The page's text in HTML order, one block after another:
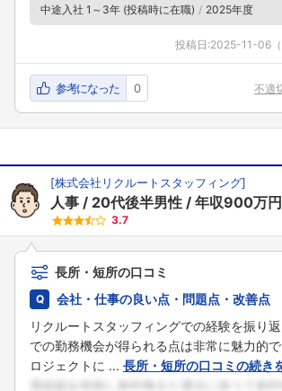
中途入社 1～3年 (投稿時に在職)
2025年度
投稿日:2025-11-06
参考になった 0 不適
[株式会社リクルートスタッフィング]
人事 20代後半男性 年収900万円
3.7
長所・短所の口コミ
会社・仕事の良い点・問題点・改善点
リクルートスタッフィングでの経験を振り
での勤務機会が得られる点は非常に魅力的
ロジェクトに ... 長所・短所の口コミの続き